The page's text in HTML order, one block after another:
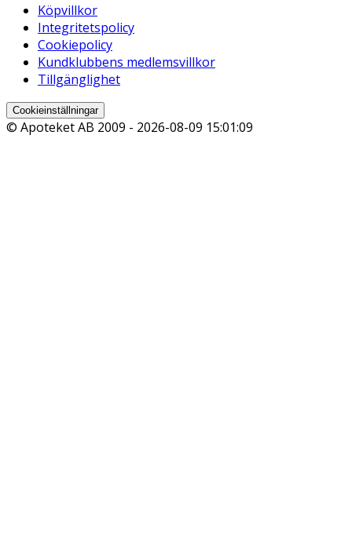
Köpvillkor
Integritetspolicy
Cookiepolicy
Kundklubbens medlemsvillkor
Tillgänglighet
Cookieinställningar
© Apoteket AB 2009 - 2026-08-09 15:01:09